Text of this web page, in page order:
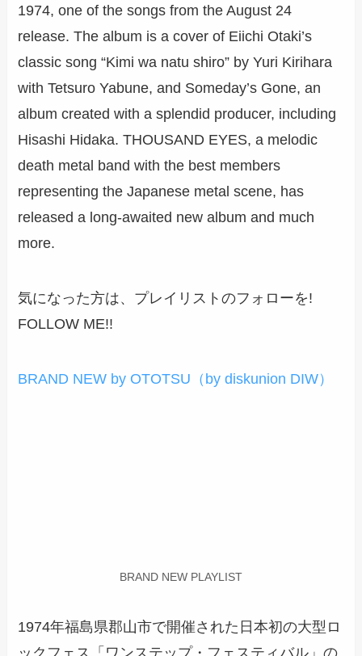
1974, one of the songs from the August 24
release. The album is a cover of Eiichi Otaki’s
classic song “Kimi wa natu shiro” by Yuri Kirihara
with Tetsuro Yabune, and Someday’s Gone, an
album created with a splendid producer, including
Hisashi Hidaka. THOUSAND EYES, a melodic
death metal band with the best members
representing the Japanese metal scene, has
released a long-awaited new album and much
more.
気になった方は、プレイリストのフォローを!
FOLLOW ME!!
BRAND NEW by OTOTSU（by diskunion DIW）
BRAND NEW PLAYLIST
1974年福島県郡山市で開催された日本初の大型ロ